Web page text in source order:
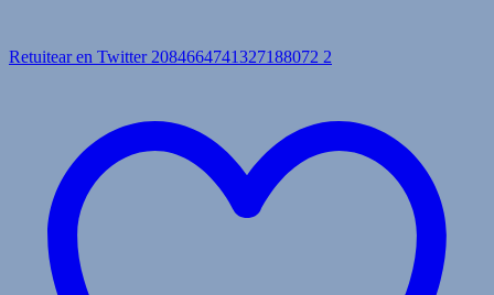
Retuitear en Twitter 2084664741327188072 2